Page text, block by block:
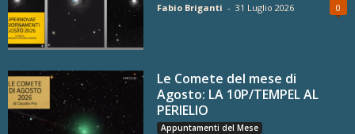
Fabio Briganti - 31 Luglio 2026 0
Le Comete del mese di
Agosto: LA 10P/TEMPEL AL
PERIELIO
Appuntamenti del Mese